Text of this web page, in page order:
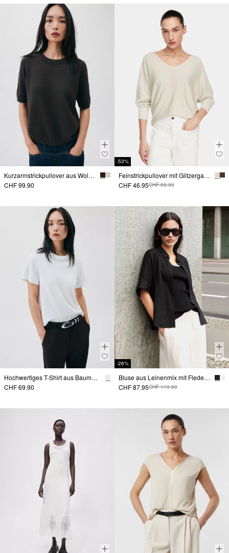
Kurzarmstrickpullover aus Wollmix
CHF 99.90
-53%
Feinstrickpullover mit Glitzergarn und Fledermausärmeln
CHF 46.95CHF 99.90
Hochwertiges T-Shirt aus Baumwolle
CHF 69.90
-26%
Bluse aus Leinenmix mit Fledermausärmeln
CHF 87.95CHF 119.90